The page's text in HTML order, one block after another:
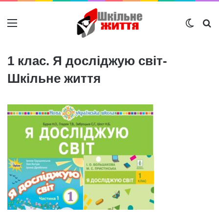
Меню
1 клас. Я досліджую світ-
Шкільне життя